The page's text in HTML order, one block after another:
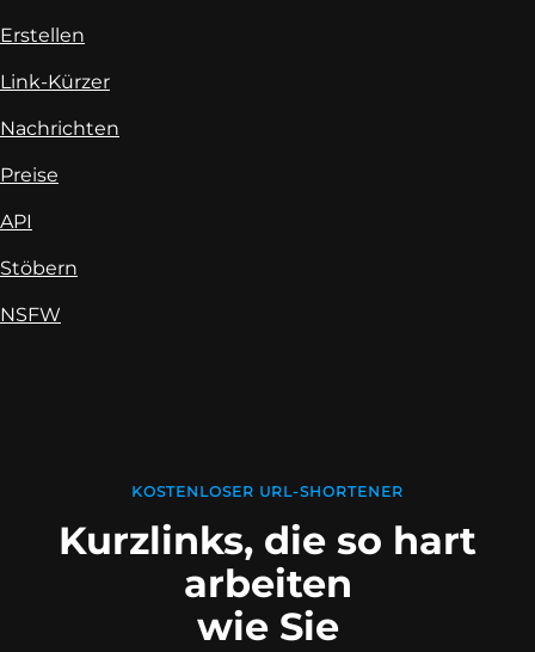
Erstellen
Link-Kürzer
Nachrichten
Preise
API
Stöbern
NSFW
KOSTENLOSER URL-SHORTENER
Kurzlinks, die so hart
arbeiten
wie Sie